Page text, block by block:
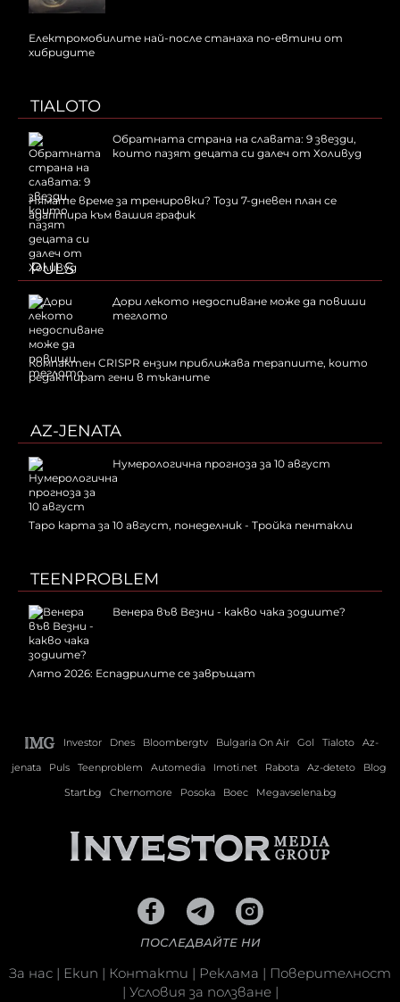
Електромобилите най-после станаха по-евтини от
хибридите
TIALOTO
Обратната страна на славата: 9 звезди,
които пазят децата си далеч от Холивуд
Нямате време за тренировки? Този 7-дневен план се
адаптира към вашия график
PULS
Дори лекото недоспиване може да повиши
теглото
Компактен CRISPR ензим приближава терапиите, които
редактират гени в тъканите
AZ-JENATA
Нумерологична прогноза за 10 август
Таро карта за 10 август, понеделник - Тройка пентакли
TEENPROBLEM
Венера във Везни - какво чака зодиите?
Лято 2026: Еспадрилите се завръщат
Investor Dnes Bloombergtv Bulgaria On Air Gol Tialoto
Az-
jenata
Puls Teenproblem Automedia Imoti.net Rabota Az-deteto
Blog
Start.bg
Chernomore Posoka Boec Megavselena.bg
ПОСЛЕДВАЙТЕ НИ
За нас | Екип | Контакти | Реклама | Поверителност
| Условия за ползване|